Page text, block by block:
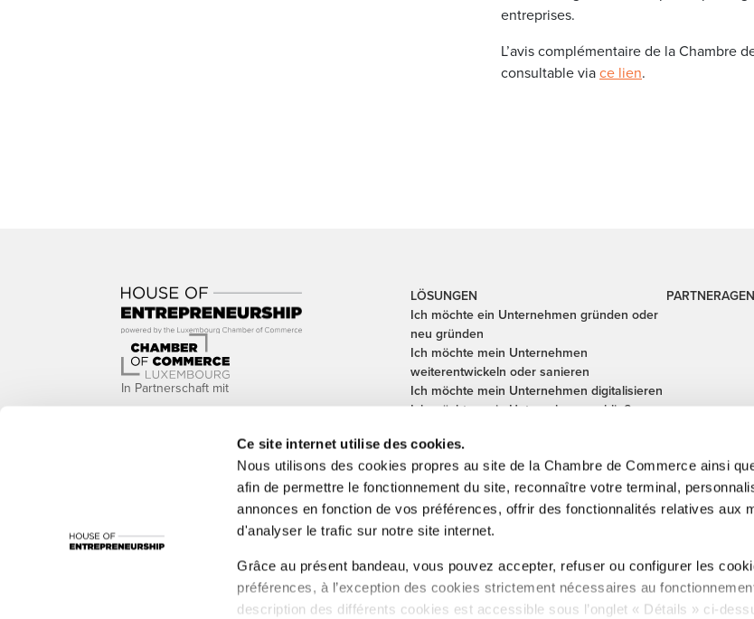
Ce site internet utilise des cookies.
Nous utilisons des cookies propres au site de la Chambre de Commerce ainsi
afin de permettre le fonctionnement du site, reconnaître votre terminal,
annonces en fonction de vos préférences, offrir des fonctionnalités relatives aux
d'analyser le trafic sur notre site internet.
Grâce au présent bandeau, vous pouvez accepter, refuser ou configurer les
préférences, à l’exception des cookies strictement nécessaires au
description des différents cookies est accessible sous l’onglet « Détails » ci-
entreprises.
L’avis complémentaire de la Chambre
consultable viace lien.
In Partnerschaft mit
LÖSUNGEN
Ich möchte ein Unternehmen gründen oder
neu gründen
Ich möchte mein Unternehmen
weiterentwickeln oder sanieren
Ich möchte mein Unternehmen digitalisieren
Ich möchte mein Unternehmen schlieβen
Ich möchte ein Unternehmen übergeben
oder übernehmen.
Ich möchte meine internationalen
Transaktionen absichern
PARTNER
Mit der Unterstützung von
1535°, ADEM, Administration de l’Environnement, Administration de l'enregistrement, des domaines et de la TVA,
LBAN, LBR, Luxinnovation, MC, nyuko, Paul Wurth InCub, SNCI, Technoport, Ministère des Affaires étrangères
Santé, Ministère de la Fonction publique et de la Réforme administrative , CFUE, Betriber & Emwelt, LIST.